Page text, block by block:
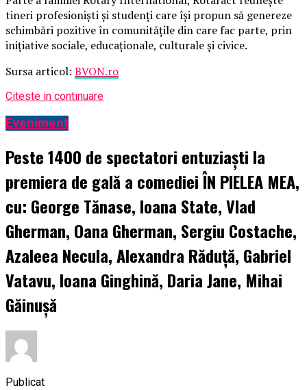
tineri profesioniști și studenți care își propun să genereze
schimbări pozitive în comunitățile din care fac parte, prin
inițiative sociale, educaționale, culturale și civice.
Sursa articol: BVON.ro
Citeste in continuare
Eveniment
Peste 1400 de spectatori entuziaști la
premiera de gală a comediei ÎN PIELEA MEA,
cu: George Tănase, Ioana State, Vlad
Gherman, Oana Gherman, Sergiu Costache,
Azaleea Necula, Alexandra Răduță, Gabriel
Vatavu, Ioana Ginghină, Daria Jane, Mihai
Găinușă
Publicat